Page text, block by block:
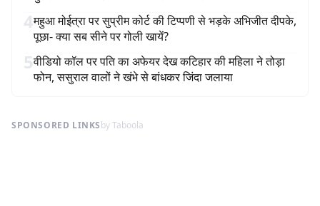
4महुआ मोईत्रा पर सुप्रीम कोर्ट की टिप्पणी से भड़के अभिजीत दीपके,
पूछा- क्या सब सीने पर गोली खायें?
5वीडियो कॉल पर पति का अफेयर देख कटिहार की महिला ने तोड़ा
फोन, ससुराल वालों ने खंभे से बांधकर जिंदा जलाया
SPONSORED LINKSby Taboola